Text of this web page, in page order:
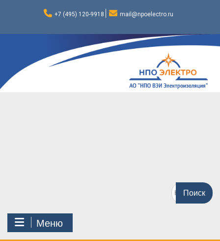
+7 (495) 120-9918 mail@npoelectro.ru
Поиск
по:
Меню